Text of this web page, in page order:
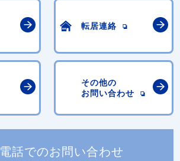
転居連絡
その他の
お問い合わせ
電話でのお問い合わせ